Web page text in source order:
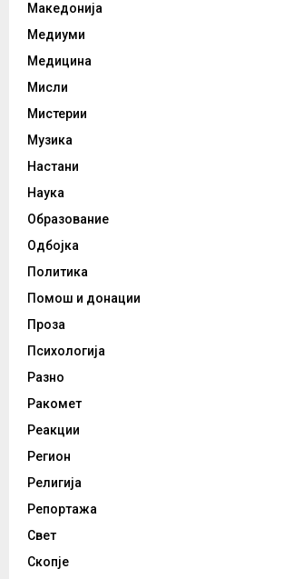
Македонија
Медиуми
Медицина
Мисли
Мистерии
Музика
Настани
Наука
Образование
Одбојка
Политика
Помош и донации
Проза
Психологија
Разно
Ракомет
Реакции
Регион
Религија
Репортажа
Свет
Скопје